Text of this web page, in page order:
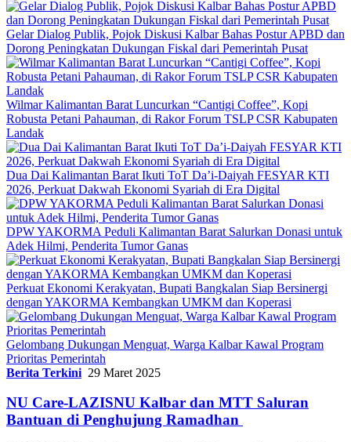
Gelar Dialog Publik, Pojok Diskusi Kalbar Bahas Postur APBD dan
Dorong Peningkatan Dukungan Fiskal dari Pemerintah Pusat
Wilmar Kalimantan Barat Luncurkan “Cantigi Coffee”, Kopi
Robusta Petani Pahauman, di Rakor Forum TSLP CSR Kabupaten
Landak
Dua Dai Kalimantan Barat Ikuti ToT Da’i-Daiyah FESYAR KTI
2026, Perkuat Dakwah Ekonomi Syariah di Era Digital
DPW YAKORMA Peduli Kalimantan Barat Salurkan Donasi untuk
Adek Hilmi, Penderita Tumor Ganas
Perkuat Ekonomi Kerakyatan, Bupati Bangkalan Siap Bersinergi
dengan YAKORMA Kembangkan UMKM dan Koperasi
Gelombang Dukungan Menguat, Warga Kalbar Kawal Program
Prioritas Pemerintah
Berita Terkini 29 Maret 2025
NU Care-LAZISNU Kalbar dan MTT Saluran
Bantuan di Penghujung Ramadhan